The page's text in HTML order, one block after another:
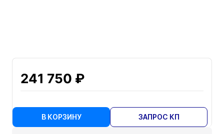
241 750 ₽
В КОРЗИНУ ЗАПРОС КП